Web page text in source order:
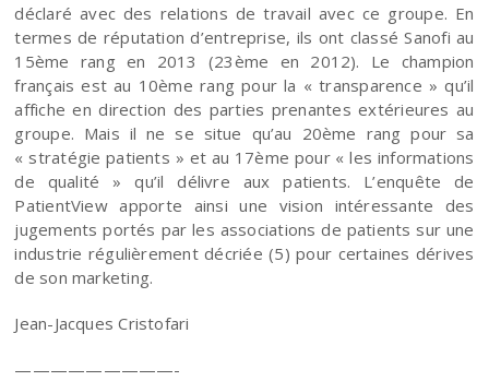
déclaré avec des relations de travail avec ce groupe. En
termes de réputation d’entreprise, ils ont classé Sanofi au
15ème rang en 2013 (23ème en 2012). Le champion
français est au 10ème rang pour la « transparence » qu’il
affiche en direction des parties prenantes extérieures au
groupe. Mais il ne se situe qu’au 20ème rang pour sa
« stratégie patients » et au 17ème pour « les informations
de qualité » qu’il délivre aux patients. L’enquête de
PatientView apporte ainsi une vision intéressante des
jugements portés par les associations de patients sur une
industrie régulièrement décriée (5) pour certaines dérives
de son marketing.
Jean-Jacques Cristofari
—————————-